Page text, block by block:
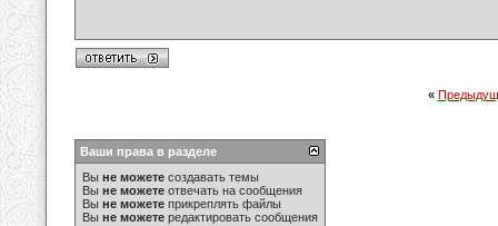
«
Ваши права в разделе
Вы не можете создавать темы
Вы не можете отвечать на сообщения
Вы не можете прикреплять файлы
Вы не можете редактировать сообщения